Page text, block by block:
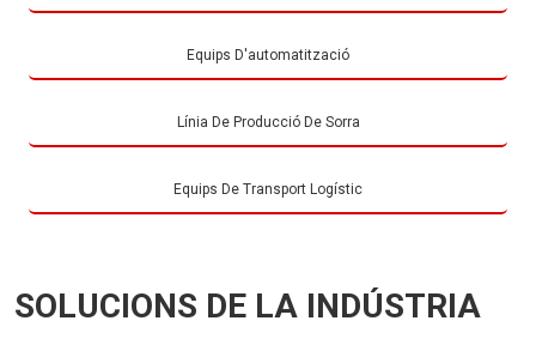
Equips D'automatització
Línia De Producció De Sorra
Equips De Transport Logístic
SOLUCIONS DE LA INDÚSTRIA